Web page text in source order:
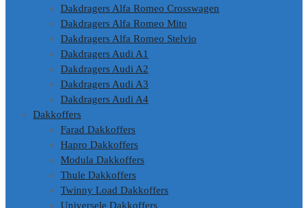
Dakdragers Alfa Romeo Crosswagen
Dakdragers Alfa Romeo Mito
Dakdragers Alfa Romeo Stelvio
Dakdragers Audi A1
Dakdragers Audi A2
Dakdragers Audi A3
Dakdragers Audi A4
Dakkoffers
Farad Dakkoffers
Hapro Dakkoffers
Modula Dakkoffers
Thule Dakkoffers
Twinny Load Dakkoffers
Universele Dakkoffers